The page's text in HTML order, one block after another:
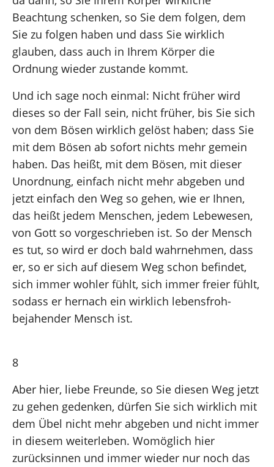
Beachtung schenken, so Sie dem folgen, dem
Sie zu folgen haben und dass Sie wirklich
glauben, dass auch in Ihrem Körper die
Ordnung wieder zustande kommt.
Und ich sage noch einmal: Nicht früher wird
dieses so der Fall sein, nicht früher, bis Sie sich
von dem Bösen wirklich gelöst haben; dass Sie
mit dem Bösen ab sofort nichts mehr gemein
haben. Das heißt, mit dem Bösen, mit dieser
Unordnung, einfach nicht mehr abgeben und
jetzt einfach den Weg so gehen, wie er Ihnen,
das heißt jedem Menschen, jedem Lebewesen,
von Gott so vorgeschrieben ist. So der Mensch
es tut, so wird er doch bald wahrnehmen, dass
er, so er sich auf diesem Weg schon befindet,
sich immer wohler fühlt, sich immer freier fühlt,
sodass er hernach ein wirklich lebensfroh-
bejahender Mensch ist.
8
Aber hier, liebe Freunde, so Sie diesen Weg jetzt
zu gehen gedenken, dürfen Sie sich wirklich mit
dem Übel nicht mehr abgeben und nicht immer
in diesem weiterleben. Womöglich hier
zurücksinnen und immer wieder nur noch das